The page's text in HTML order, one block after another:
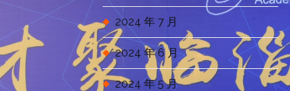
2024 年 7 月
2024 年 6 月
2024 年 5 月